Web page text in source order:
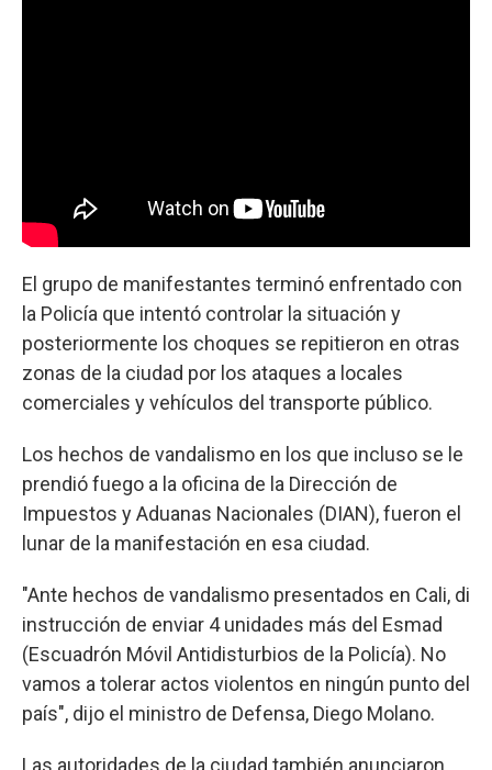
El grupo de manifestantes terminó enfrentado con
la Policía que intentó controlar la situación y
posteriormente los choques se repitieron en otras
zonas de la ciudad por los ataques a locales
comerciales y vehículos del transporte público.
Los hechos de vandalismo en los que incluso se le
prendió fuego a la oficina de la Dirección de
Impuestos y Aduanas Nacionales (DIAN), fueron el
lunar de la manifestación en esa ciudad.
"Ante hechos de vandalismo presentados en Cali, di
instrucción de enviar 4 unidades más del Esmad
(Escuadrón Móvil Antidisturbios de la Policía). No
vamos a tolerar actos violentos en ningún punto del
país", dijo el ministro de Defensa, Diego Molano.